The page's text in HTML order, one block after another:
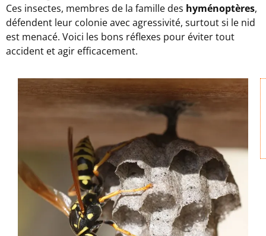
Ces insectes, membres de la famille des hyménoptères,
défendent leur colonie avec agressivité, surtout si le nid
est menacé. Voici les bons réflexes pour éviter tout
accident et agir efficacement.